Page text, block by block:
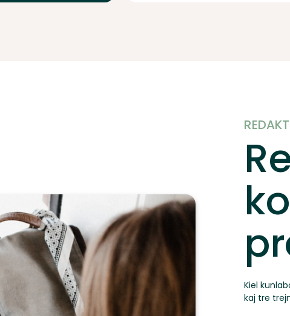
Kiel
kaj tre